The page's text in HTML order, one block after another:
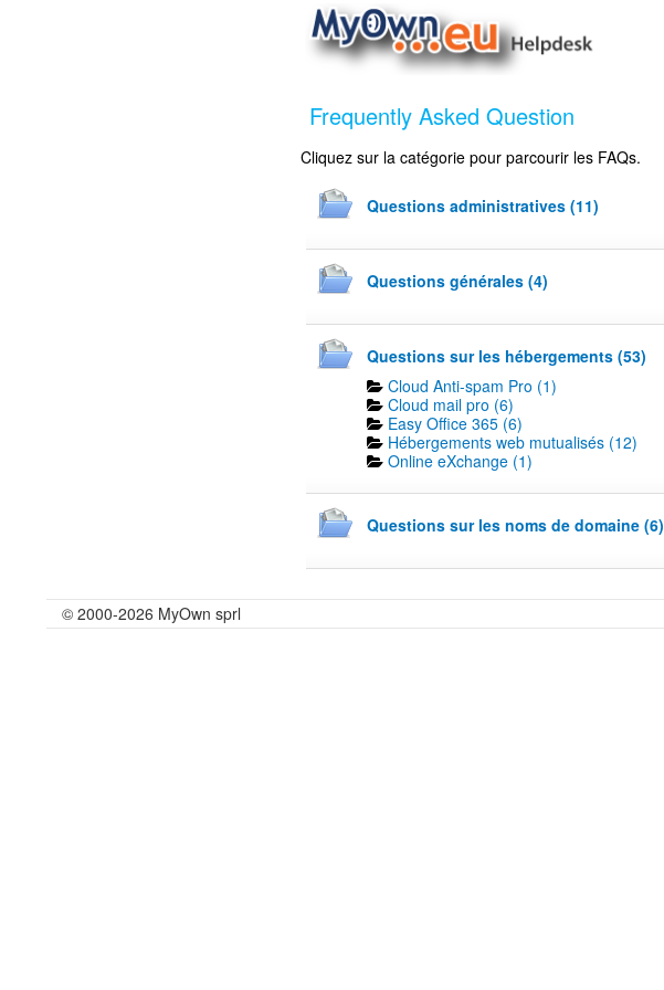
Frequently Asked Question
Cliquez sur la catégorie pour parcourir les FAQs.
Questions administratives (11)
Questions générales (4)
Questions sur les hébergements (53)
Cloud Anti-spam Pro (1)
Cloud mail pro (6)
Easy Office 365 (6)
Hébergements web mutualisés (12)
Online eXchange (1)
Questions sur les noms de domaine (6)
© 2000-2026 MyOwn sprl